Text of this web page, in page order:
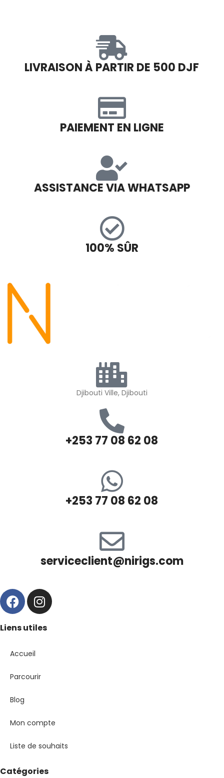
LIVRAISON À PARTIR DE 500 DJF
PAIEMENT EN LIGNE
ASSISTANCE VIA WHATSAPP
100% SÛR
Djibouti Ville, Djibouti
+253 77 08 62 08
+253 77 08 62 08
serviceclient@nirigs.com
Liens utiles
Accueil
Parcourir
Blog
Mon compte
Liste de souhaits
Catégories